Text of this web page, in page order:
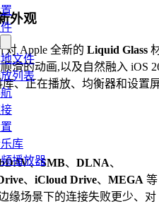
文件
列表
库
播放器
外观
对 Apple 全新的 Liquid Glass
滑的动画,以及自然融入 iOS
库、正在播放、均衡器和设置
、SMB、 DLNA、
、 iCloud Drive、 MEGA 等
缘场景下的连接失败更少、对